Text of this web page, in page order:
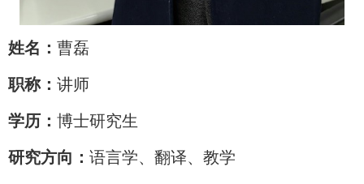
姓名： 曹磊
职称： 讲师
学历： 博士研究生
研究方向： 语言学、翻译、教学